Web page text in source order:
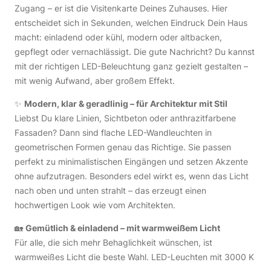
Zugang – er ist die Visitenkarte Deines Zuhauses. Hier
entscheidet sich in Sekunden, welchen Eindruck Dein Haus
macht: einladend oder kühl, modern oder altbacken,
gepflegt oder vernachlässigt. Die gute Nachricht? Du kannst
mit der richtigen LED-Beleuchtung ganz gezielt gestalten –
mit wenig Aufwand, aber großem Effekt.
✨ Modern, klar & geradlinig – für Architektur mit Stil
Liebst Du klare Linien, Sichtbeton oder anthrazitfarbene
Fassaden? Dann sind flache LED-Wandleuchten in
geometrischen Formen genau das Richtige. Sie passen
perfekt zu minimalistischen Eingängen und setzen Akzente
ohne aufzutragen. Besonders edel wirkt es, wenn das Licht
nach oben und unten strahlt – das erzeugt einen
hochwertigen Look wie vom Architekten.
🏡 Gemütlich & einladend – mit warmweißem Licht
Für alle, die sich mehr Behaglichkeit wünschen, ist
warmweißes Licht die beste Wahl. LED-Leuchten mit 3000 K